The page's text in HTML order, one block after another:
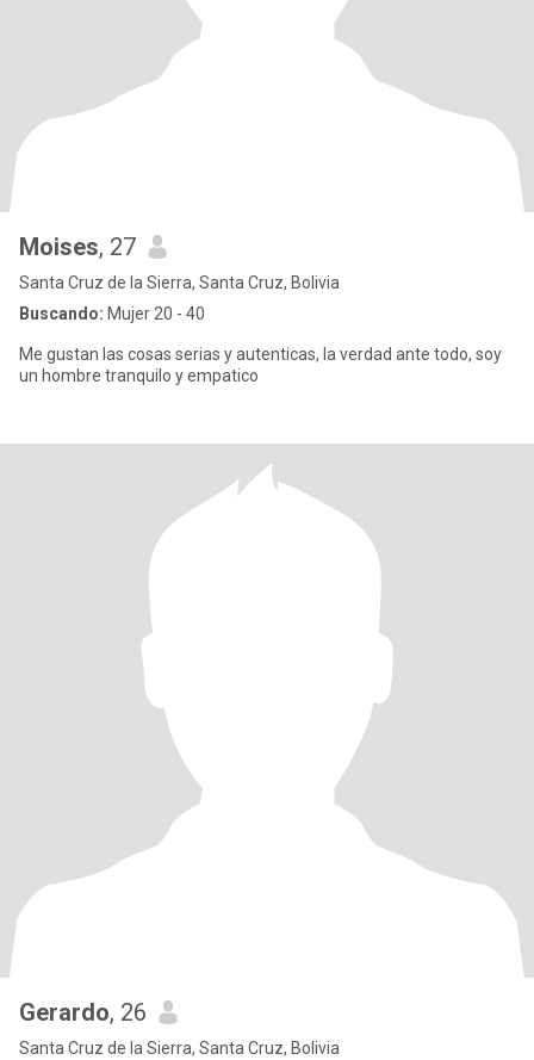
Moises, 27
Santa Cruz de la Sierra, Santa Cruz, Bolivia
Buscando: Mujer 20 - 40
Me gustan las cosas serias y autenticas, la verdad ante todo, soy
un hombre tranquilo y empatico
Gerardo, 26
Santa Cruz de la Sierra, Santa Cruz, Bolivia